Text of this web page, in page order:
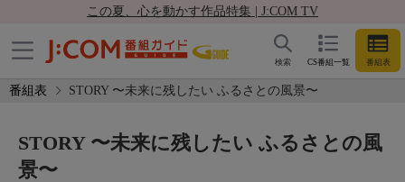
この夏、心を動かす作品特集 | J:COM TV
CS番組一覧 番組表
検索
番組表 STORY 〜未来に残したい ふるさとの風景〜
STORY 〜未来に残したい ふるさとの風
景〜